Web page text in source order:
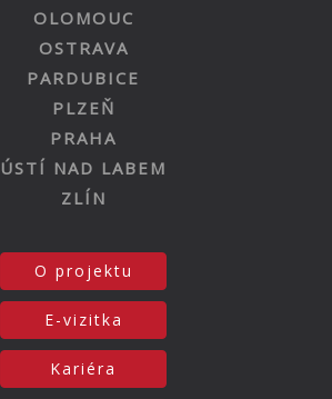
OLOMOUC
OSTRAVA
PARDUBICE
PLZEŇ
PRAHA
ÚSTÍ NAD LABEM
ZLÍN
O projektu
E-vizitka
Kariéra